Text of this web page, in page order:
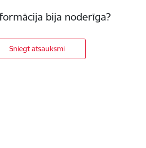
bija noderīga?
Sniegt atsauksmi